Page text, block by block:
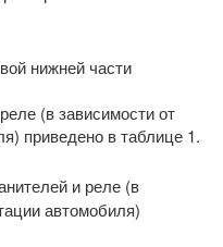
нижней части
(в зависимости от
приведено в таблице 1.
и реле (в
автомобиля)